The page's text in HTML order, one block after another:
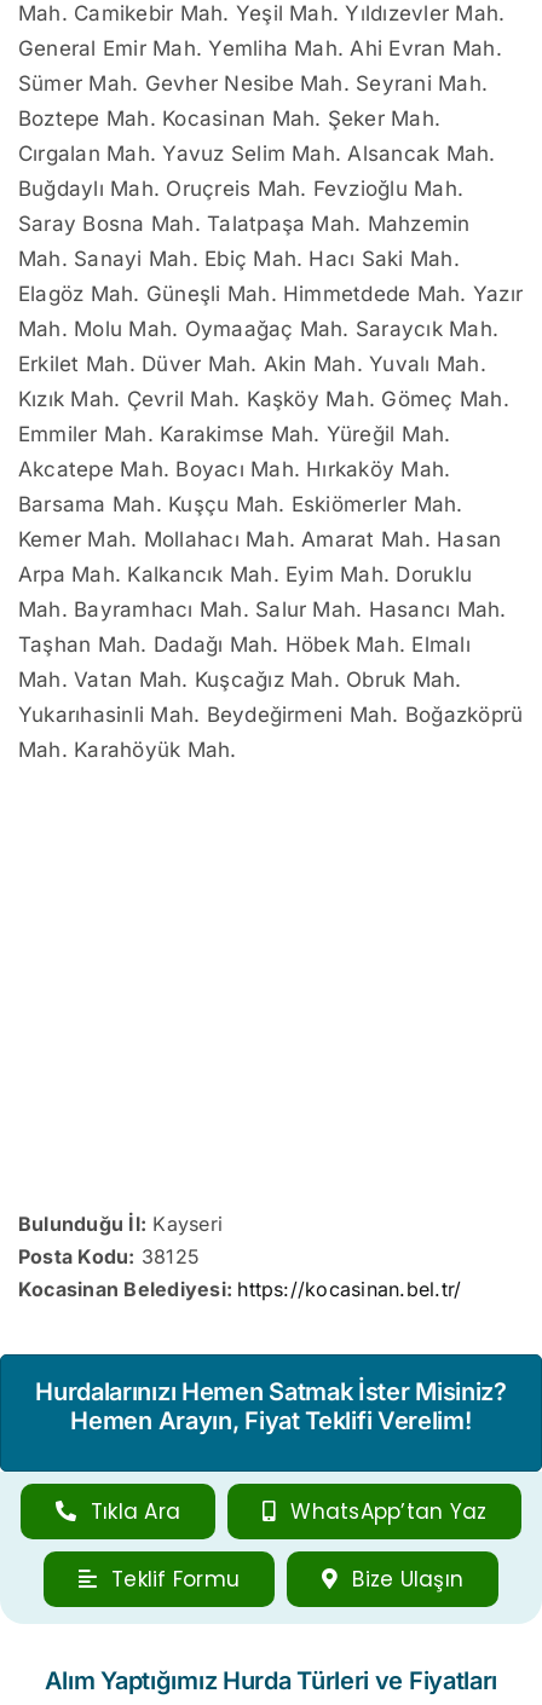
Mah. Camikebir Mah. Yeşil Mah. Yıldızevler Mah.
General Emir Mah. Yemliha Mah. Ahi Evran Mah.
Sümer Mah. Gevher Nesibe Mah. Seyrani Mah.
Boztepe Mah. Kocasinan Mah. Şeker Mah.
Cırgalan Mah. Yavuz Selim Mah. Alsancak Mah.
Buğdaylı Mah. Oruçreis Mah. Fevzioğlu Mah.
Saray Bosna Mah. Talatpaşa Mah. Mahzemin
Mah. Sanayi Mah. Ebiç Mah. Hacı Saki Mah.
Elagöz Mah. Güneşli Mah. Himmetdede Mah. Yazır
Mah. Molu Mah. Oymaağaç Mah. Saraycık Mah.
Erkilet Mah. Düver Mah. Akin Mah. Yuvalı Mah.
Kızık Mah. Çevril Mah. Kaşköy Mah. Gömeç Mah.
Emmiler Mah. Karakimse Mah. Yüreğil Mah.
Akcatepe Mah. Boyacı Mah. Hırkaköy Mah.
Barsama Mah. Kuşçu Mah. Eskiömerler Mah.
Kemer Mah. Mollahacı Mah. Amarat Mah. Hasan
Arpa Mah. Kalkancık Mah. Eyim Mah. Doruklu
Mah. Bayramhacı Mah. Salur Mah. Hasancı Mah.
Taşhan Mah. Dadağı Mah. Höbek Mah. Elmalı
Mah. Vatan Mah. Kuşcağız Mah. Obruk Mah.
Yukarıhasinli Mah. Beydeğirmeni Mah. Boğazköprü
Mah. Karahöyük Mah.
Bulunduğu İl: Kayseri
Posta Kodu: 38125
Kocasinan Belediyesi: https://kocasinan.bel.tr/
Hurdalarınızı Hemen Satmak İster Misiniz?
Hemen Arayın, Fiyat Teklifi Verelim!
Tıkla Ara WhatsApp’tan Yaz
Teklif Formu Bize Ulaşın
Alım Yaptığımız Hurda Türleri ve Fiyatları